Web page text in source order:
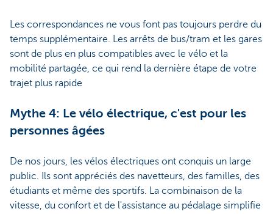
Les correspondances ne vous font pas toujours perdre du
temps supplémentaire. Les arrêts de bus/tram et les gares
sont de plus en plus compatibles avec le vélo et la
mobilité partagée, ce qui rend la dernière étape de votre
trajet plus rapide
Mythe 4: Le vélo électrique, c'est pour les
personnes âgées
De nos jours, les vélos électriques ont conquis un large
public. Ils sont appréciés des navetteurs, des familles, des
étudiants et même des sportifs. La combinaison de la
vitesse, du confort et de l'assistance au pédalage simplifie